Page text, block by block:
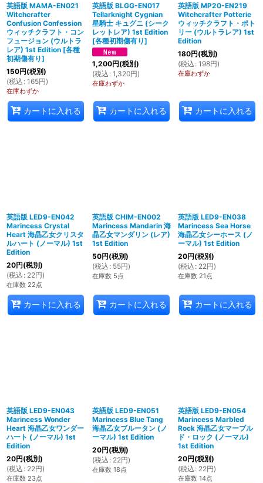
英語版 MAMA-EN021
Witchcrafter
Confusion Confession
ウィッチクラフト・コン
フュージョン (ウルトラ
レア) 1st Edition [各種
初期傷有り]
150円(税別)
(税込 : 165円)
在庫わずか
カートに入れる
英語版 BLGG-EN017
Tellarknight Cygnian
星騎士 キュグニ (シーク
レットレア) 1st Edition
[各種初期傷有り]
1,200円(税別)
(税込 : 1,320円)
在庫わずか
カートに入れる
英語版 MP20-EN219
Witchcrafter Potterie
ウィッチクラフト・ポト
リー (ウルトラレア) 1st
Edition
180円(税別)
(税込 : 198円)
在庫わずか
カートに入れる
英語版 LED9-EN042
Marincess Crystal
Heart 海晶乙女クリスタ
ルハート (ノーマル) 1st
Edition
20円(税別)
(税込 : 22円)
在庫数 22点
カートに入れる
英語版 CHIM-EN002
Marincess Mandarin 海
晶乙女マンダリン (レア)
1st Edition
50円(税別)
(税込 : 55円)
在庫数 5点
カートに入れる
英語版 LED9-EN038
Marincess Sea Horse
海晶乙女シーホース (ノ
ーマル) 1st Edition
20円(税別)
(税込 : 22円)
在庫数 21点
カートに入れる
英語版 LED9-EN043
Marincess Wonder
Heart 海晶乙女ワンダー
ハート (ノーマル) 1st
Edition
20円(税別)
(税込 : 22円)
在庫数 23点
英語版 LED9-EN051
Marincess Blue Tang
海晶乙女ブルータン (ノ
ーマル) 1st Edition
20円(税別)
(税込 : 22円)
在庫数 18点
英語版 LED9-EN054
Marincess Marbled
Rock 海晶乙女マーブル
ド・ロック (ノーマル)
1st Edition
20円(税別)
(税込 : 22円)
在庫数 14点